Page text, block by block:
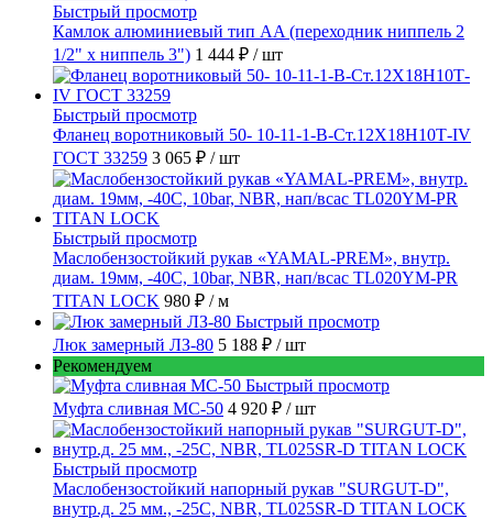
Быстрый просмотр
Камлок алюминиевый тип AA (переходник ниппель 2
1/2" х ниппель 3") 1 444 ₽ / шт
Быстрый просмотр
Фланец воротниковый 50- 10-11-1-B-Ст.12Х18Н10Т-IV
ГОСТ 33259 3 065 ₽ / шт
Быстрый просмотр
Маслобензостойкий рукав «YAMAL-PREM», внутр.
диам. 19мм, -40C, 10bar, NBR, нап/всас TL020YM-PR
TITAN LOCK 980 ₽ / м
Быстрый просмотр
Люк замерный ЛЗ-80 5 188 ₽ / шт
Рекомендуем
Быстрый просмотр
Муфта сливная МС-50 4 920 ₽ / шт
Быстрый просмотр
Маслобензостойкий напорный рукав "SURGUT-D",
внутр.д. 25 мм., -25C, NBR, TL025SR-D TITAN LOCK